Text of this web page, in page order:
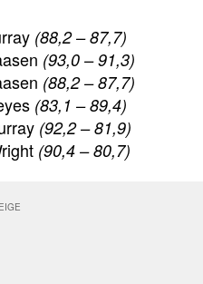
(88,2 – 87,7)
(93,0 – 91,3)
(88,2 – 87,7)
(83,1 – 89,4)
(92,2 – 81,9)
(90,4 – 80,7)